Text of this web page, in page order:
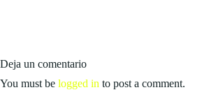
Deja un comentario
You must be logged in to post a comment.